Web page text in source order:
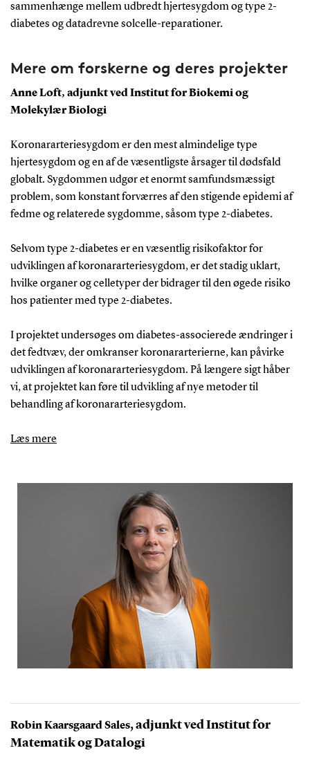
sammenhænge mellem udbredt hjertesygdom og type 2-
diabetes og datadrevne solcelle-reparationer.
Mere om forskerne og deres projekter
Anne Loft, adjunkt ved Institut for Biokemi og
Molekylær Biologi
Koronararteriesygdom er den mest almindelige type
hjertesygdom og en af de væsentligste årsager til dødsfald
globalt. Sygdommen udgør et enormt samfundsmæssigt
problem, som konstant forværres af den stigende epidemi af
fedme og relaterede sygdomme, såsom type 2-diabetes.
Selvom type 2-diabetes er en væsentlig risikofaktor for
udviklingen af koronararteriesygdom, er det stadig uklart,
hvilke organer og celletyper der bidrager til den øgede risiko
hos patienter med type 2-diabetes.
I projektet undersøges om diabetes-associerede ændringer i
det fedtvæv, der omkranser koronararterierne, kan påvirke
udviklingen af koronararteriesygdom. På længere sigt håber
vi, at projektet kan føre til udvikling af nye metoder til
behandling af koronararteriesygdom.
Læs mere
Robin Kaarsgaard Sales, adjunkt ved Institut for
Matematik og Datalogi